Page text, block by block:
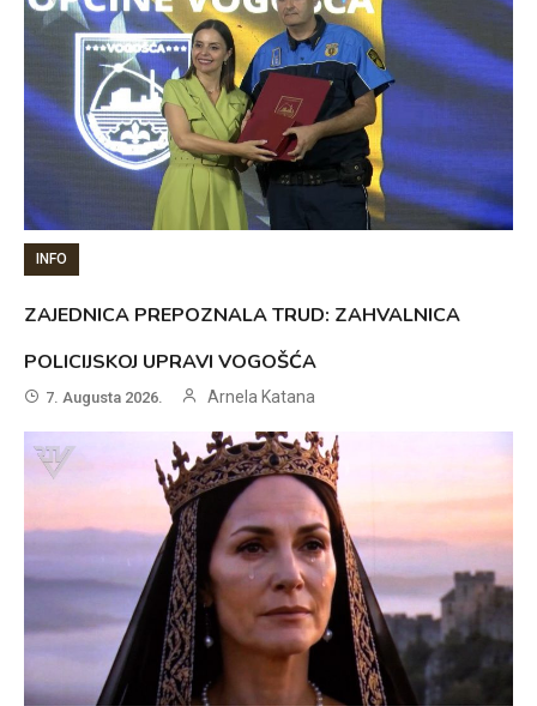
INFO
ZAJEDNICA PREPOZNALA TRUD: ZAHVALNICA
POLICIJSKOJ UPRAVI VOGOŠĆA
7. Augusta 2026. Arnela Katana